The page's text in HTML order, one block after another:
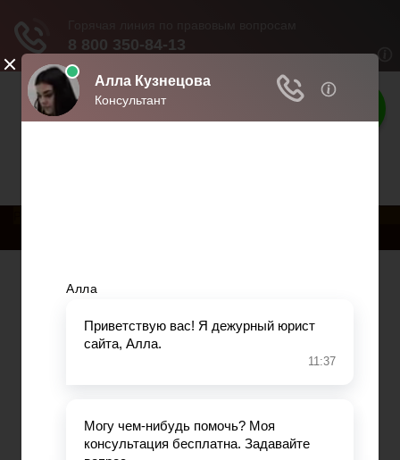
Права россиян
Военное право
Гражданство
Медицинское право